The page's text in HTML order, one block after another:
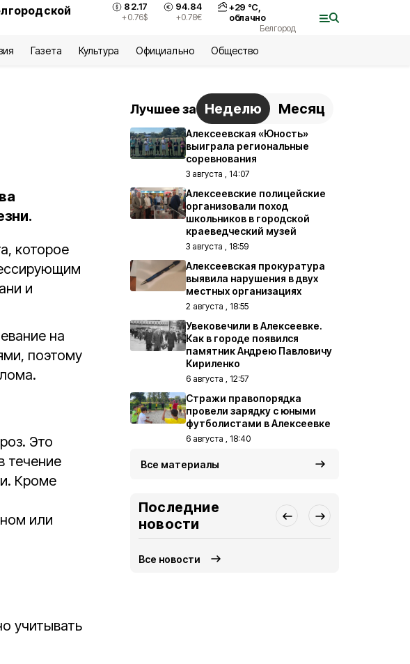
82.17
+0.76$
94.84
+0.78€
+29 °С,
облачно
Белгород
Газета Культура Официально Общество
которое
и
на
поэтому
Это
течение
Кроме
или
учитывать
Лучшее за Неделю Месяц
Алексеевская «Юность»
выиграла региональные
соревнования
3 августа , 14:07
Алексеевские полицейские
организовали поход
школьников в городской
краеведческий музей
3 августа , 18:59
Алексеевская прокуратура
выявила нарушения в двух
местных организациях
2 августа , 18:55
Увековечили в Алексеевке.
Как в городе появился
памятник Андрею Павловичу
Кириленко
6 августа , 12:57
Стражи правопорядка
провели зарядку с юными
футболистами в Алексеевке
6 августа , 18:40
Все материалы
Последние
новости
Все новости